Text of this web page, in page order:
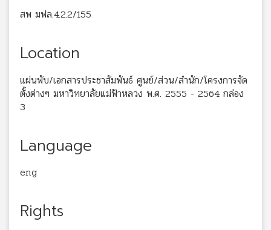
สพ มฟล.4.2.2/155
Location
แผ่นพับ/เอกสารประชาสัมพันธ์ ศูนย์/ส่วน/สำนัก/โครงการจัด
ตั้งต่างๆ มหาวิทยาลัยแม่ฟ้าหลวง พ.ศ. 2555 - 2564 กล่อง
3
Language
eng
Rights